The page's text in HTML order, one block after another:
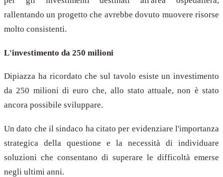
rallentando un progetto che avrebbe dovuto muovere risorse
molto consistenti.
L'investimento da 250 milioni
Dipiazza ha ricordato che sul tavolo esiste un investimento
da 250 milioni di euro che, allo stato attuale, non è stato
ancora possibile sviluppare.
Un dato che il sindaco ha citato per evidenziare l'importanza
strategica della questione e la necessità di individuare
soluzioni che consentano di superare le difficoltà emerse
negli ultimi anni.